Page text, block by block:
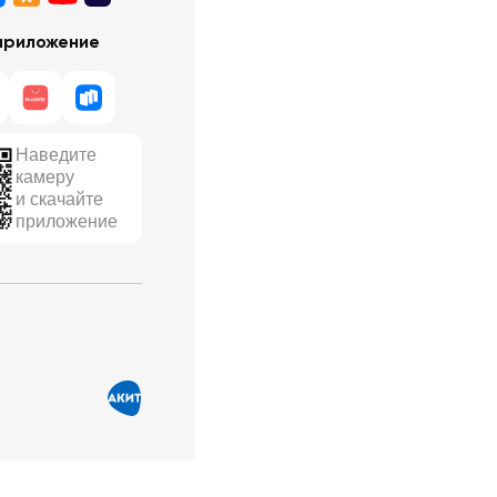
Наведите
камеру
и скачайте
приложение